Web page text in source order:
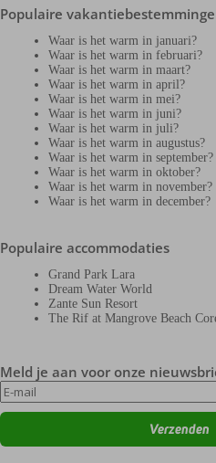
Populaire
Waar is het warm in januari?
Waar is het warm in februari?
Waar is het warm in maart?
Waar is het warm in april?
Waar is het warm in mei?
Waar is het warm in juni?
Waar is het warm in juli?
Waar is het warm in augustus?
Waar is het warm in september?
Waar is het warm in oktober?
Waar is het warm in november?
Waar is het warm in december?
Populaire accommodaties
Grand Park Lara
Dream Water World
Zante Sun Resort
The Rif at Mangrove Beach
Meld je aan voor onze